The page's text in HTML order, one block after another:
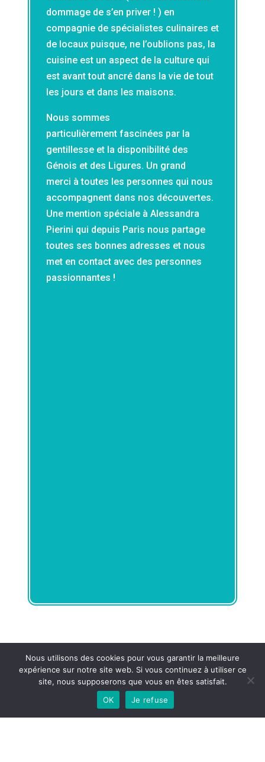
dommage de s’en priver ! ) en
compagnie de spécialistes culinaires et
de locaux puisque, ne l’oublions pas, la
cuisine est un aspect de la culture qui
est avant tout ancré dans la vie de tout
les jours et dans les maisons.
Nous sommes
particulièrement fascinées par la
gentillesse et la disponibilité des
Génois et des Ligures. Un grand
merci à toutes les personnes qui nous
accompagnent dans nos découvertes.
Une mention spéciale à Alessandra
Pierini qui depuis Paris nous partage
toutes ses bonnes adresses et nous
met en contact avec des personnes
passionnantes !
Nous utilisons des cookies pour vous garantir la meilleure
expérience sur notre site web. Si vous continuez à utiliser ce
site, nous supposerons que vous en êtes satisfait.
OK
Je refuse